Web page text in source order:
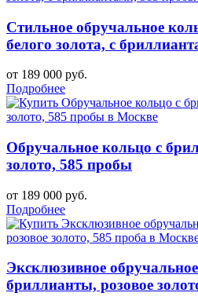
Стильное обручальное
белого золота, с
от 189 000 руб.
Подробнее
Обручальное кольцо с
золото, 585 пробы
от 189 000 руб.
Подробнее
Эксклюзивное
бриллианты, розовое